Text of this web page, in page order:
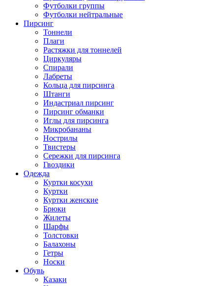
Футболки группы
Футболки нейтральные
Пирсинг
Тоннели
Плаги
Растяжки для тоннелей
Циркуляры
Спирали
Лабреты
Кольца для пирсинга
Штанги
Индастриал пирсинг
Пирсинг обманки
Иглы для пирсинга
Микробананы
Нострилы
Твистеры
Сережки для пирсинга
Гвоздики
Одежда
Куртки косухи
Куртки
Куртки женские
Брюки
Жилеты
Шарфы
Толстовки
Балахоны
Гетры
Носки
Обувь
Казаки